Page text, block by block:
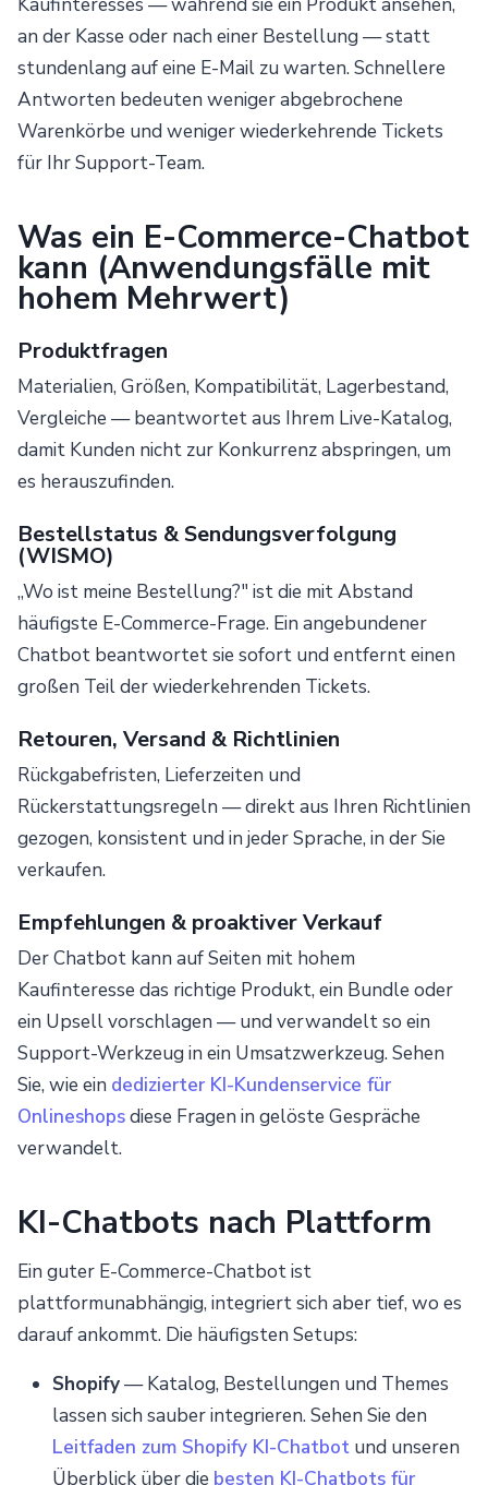
an der Kasse oder nach einer Bestellung — statt
stundenlang auf eine E-Mail zu warten. Schnellere
Antworten bedeuten weniger abgebrochene
Warenkörbe und weniger wiederkehrende Tickets
für Ihr Support-Team.
Was ein E-Commerce-Chatbot
kann (Anwendungsfälle mit
hohem Mehrwert)
Produktfragen
Materialien, Größen, Kompatibilität, Lagerbestand,
Vergleiche — beantwortet aus Ihrem Live-Katalog,
damit Kunden nicht zur Konkurrenz abspringen, um
es herauszufinden.
Bestellstatus & Sendungsverfolgung
(WISMO)
„Wo ist meine Bestellung?" ist die mit Abstand
häufigste E-Commerce-Frage. Ein angebundener
Chatbot beantwortet sie sofort und entfernt einen
großen Teil der wiederkehrenden Tickets.
Retouren, Versand & Richtlinien
Rückgabefristen, Lieferzeiten und
Rückerstattungsregeln — direkt aus Ihren Richtlinien
gezogen, konsistent und in jeder Sprache, in der Sie
verkaufen.
Empfehlungen & proaktiver Verkauf
Der Chatbot kann auf Seiten mit hohem
Kaufinteresse das richtige Produkt, ein Bundle oder
ein Upsell vorschlagen — und verwandelt so ein
Support-Werkzeug in ein Umsatzwerkzeug. Sehen
Sie, wie ein dedizierter KI-Kundenservice für
Onlineshopsdiese Fragen in gelöste Gespräche
verwandelt.
KI-Chatbots nach Plattform
Ein guter E-Commerce-Chatbot ist
plattformunabhängig, integriert sich aber tief, wo es
darauf ankommt. Die häufigsten Setups:
Shopify— Katalog, Bestellungen und Themes
lassen sich sauber integrieren. Sehen Sie den
Leitfaden zum Shopify KI-Chatbot und unseren
Überblick über die besten KI-Chatbots für